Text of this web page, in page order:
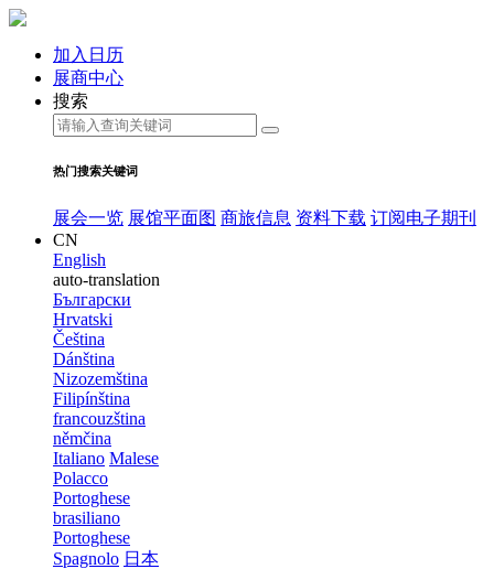
加入日历
展商中心
搜索
热门搜索关键词
展会一览 展馆平面图 商旅信息 资料下载 订阅电子期刊
CN
English
auto-translation
Български
Hrvatski
Čeština
Dánština
Nizozemština
Filipínština
francouzština
němčina
Italiano Malese
Polacco
Portoghese
brasiliano
Portoghese
Spagnolo 日本